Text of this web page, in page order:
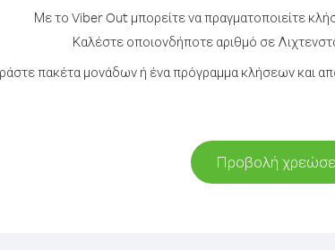
Με το Viber Out μπορείτε να πραγματοποιείτε
Καλέστε οποιονδήποτε αριθμό σε
πακέτα μονάδων ή ένα πρόγραμμα κλήσεων και
Προβολή